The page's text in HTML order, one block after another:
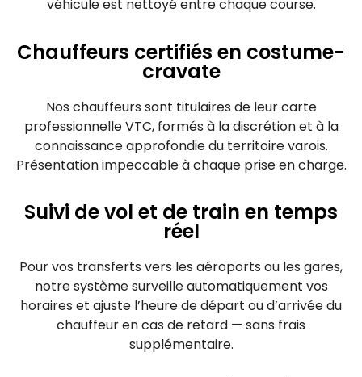
véhicule est nettoyé entre chaque course.
Chauffeurs certifiés en costume-
cravate
Nos chauffeurs sont titulaires de leur carte
professionnelle VTC, formés à la discrétion et à la
connaissance approfondie du territoire varois.
Présentation impeccable à chaque prise en charge.
Suivi de vol et de train en temps
réel
Pour vos transferts vers les aéroports ou les gares,
notre système surveille automatiquement vos
horaires et ajuste l’heure de départ ou d’arrivée du
chauffeur en cas de retard — sans frais
supplémentaire.